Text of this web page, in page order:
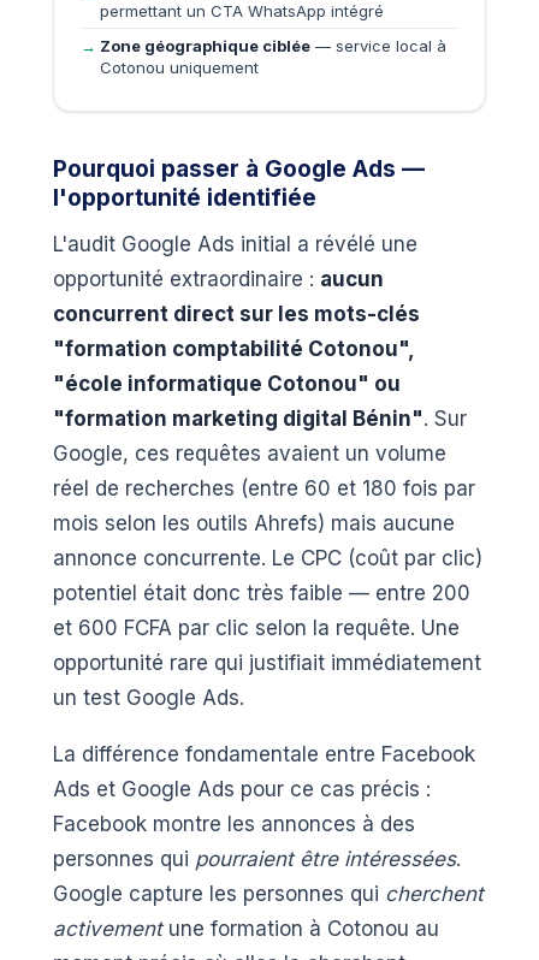
permettant un CTA WhatsApp intégré
Zone géographique ciblée— service local à
Cotonou uniquement
Pourquoi passer à Google Ads —
l'opportunité identifiée
L'audit Google Ads initial a révélé une
opportunité extraordinaire : aucun
concurrent direct sur les mots-clés
"formation comptabilité Cotonou",
"école informatique Cotonou" ou
"formation marketing digital Bénin". Sur
Google, ces requêtes avaient un volume
réel de recherches (entre 60 et 180 fois par
mois selon les outils Ahrefs) mais aucune
annonce concurrente. Le CPC (coût par clic)
potentiel était donc très faible — entre 200
et 600 FCFA par clic selon la requête. Une
opportunité rare qui justifiait immédiatement
un test Google Ads.
La différence fondamentale entre Facebook
Ads et Google Ads pour ce cas précis :
Facebook montre les annonces à des
personnes qui pourraient être intéressées.
Google capture les personnes qui cherchent
activementune formation à Cotonou au